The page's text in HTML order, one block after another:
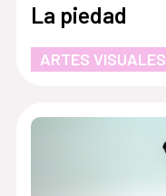
La piedad
ARTES VISUALES